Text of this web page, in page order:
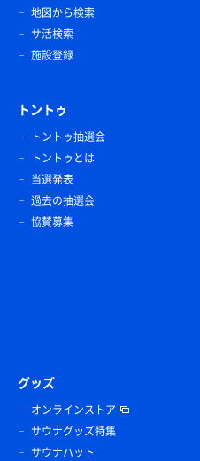
地図から検索
サ活検索
施設登録
トントゥ
トントゥ抽選会
トントゥとは
当選発表
過去の抽選会
協賛募集
グッズ
オンラインストア
サウナグッズ特集
サウナハット